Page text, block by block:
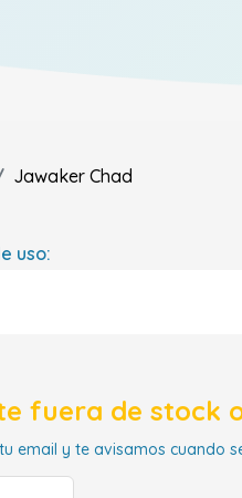
Jawaker Chad
uso:
fuera de stock
email y te avisamos cuando